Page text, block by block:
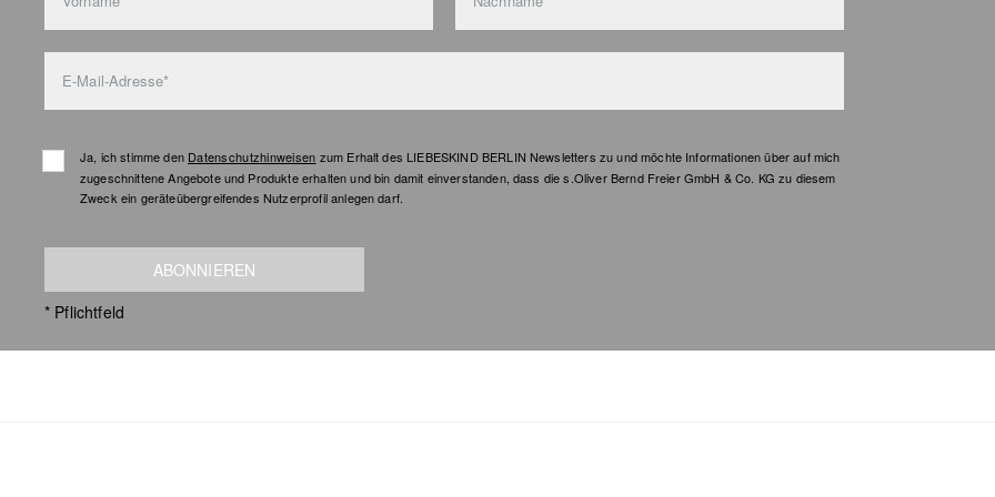
E-Mail-Adresse*
Ja, ich stimme den Datenschutzhinweisen zum Erhalt des LIEBESKIND BERLIN Newsletters zu und möchte Informationen über auf mich
zugeschnittene Angebote und Produkte erhalten und bin damit einverstanden, dass die s.Oliver Bernd Freier GmbH & Co. KG zu diesem
Zweck ein geräteübergreifendes Nutzerprofil anlegen darf.
ABONNIEREN
* Pflichtfeld